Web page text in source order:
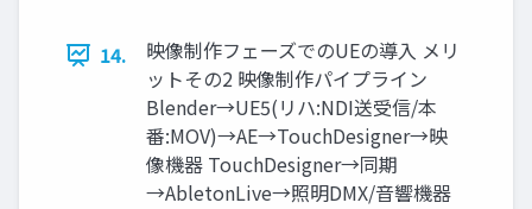
14.
映像制作フェーズでのUEの導入 メリ
ットその2 映像制作パイプライン
Blender→UE5(リハ:NDI送受信/本
番:MOV)→AE→TouchDesigner→映
像機器 TouchDesigner→同期
→AbletonLive→照明DMX/音響機器